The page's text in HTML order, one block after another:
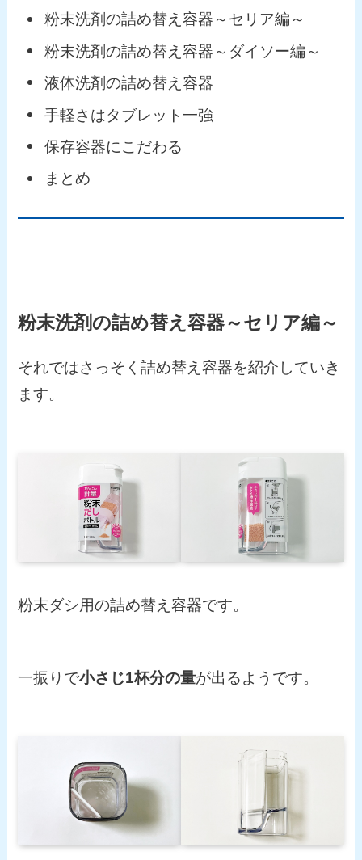
粉末洗剤の詰め替え容器～セリア編～
粉末洗剤の詰め替え容器～ダイソー編～
液体洗剤の詰め替え容器
手軽さはタブレット一強
保存容器にこだわる
まとめ
粉末洗剤の詰め替え容器～セリア編～
それではさっそく詰め替え容器を紹介していき
ます。
粉末ダシ用の詰め替え容器です。
一振りで小さじ1杯分の量が出るようです。